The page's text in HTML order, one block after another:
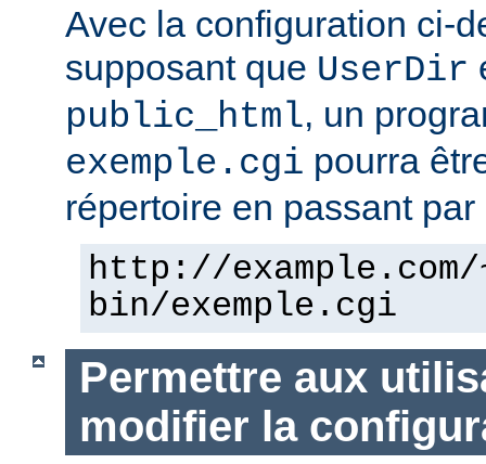
Avec la configuration ci-
supposant que UserDir
public_html, un
exemple.cgi pourra
répertoire en passant par
http://
bin/exemple.cgi
Permettre aux
modifier la